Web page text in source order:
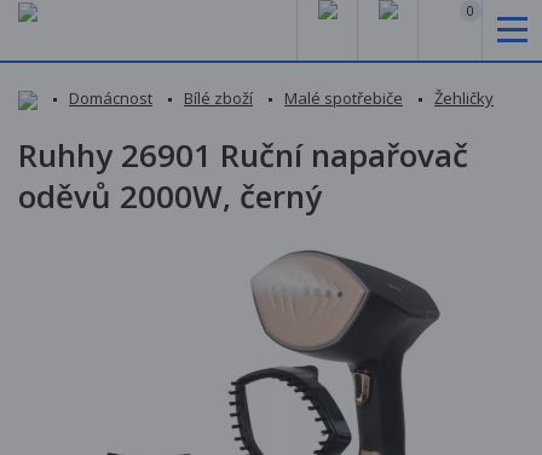
0
Domácnost Bílé zboží Malé spotřebiče Žehličky
Ruhhy 26901 Ruční napařovač
oděvů 2000W, černý